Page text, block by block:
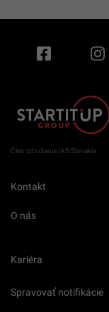
Člen združenia IAB Slovakia
Kontakt
O nás
Kariéra
Spravovať notifikácie